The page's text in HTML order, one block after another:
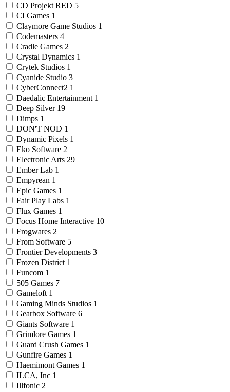
CD Projekt RED 5
CI Games 1
Claymore Game Studios 1
Codemasters 4
Cradle Games 2
Crystal Dynamics 1
Crytek Studios 1
Cyanide Studio 3
CyberConnect2 1
Daedalic Entertainment 1
Deep Silver 19
Dimps 1
DON'T NOD 1
Dynamic Pixels 1
Eko Software 2
Electronic Arts 29
Ember Lab 1
Empyrean 1
Epic Games 1
Fair Play Labs 1
Flux Games 1
Focus Home Interactive 10
Frogwares 2
From Software 5
Frontier Developments 3
Frozen District 1
Funcom 1
505 Games 7
Gameloft 1
Gaming Minds Studios 1
Gearbox Software 6
Giants Software 1
Grimlore Games 1
Guard Crush Games 1
Gunfire Games 1
Haemimont Games 1
ILCA, Inc 1
Illfonic 2